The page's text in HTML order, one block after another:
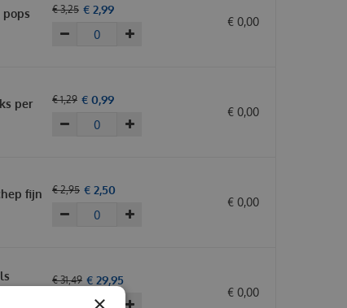
pops
€ 3,25 € 2,99
€ 0,00
per
€ 1,29 € 0,99
€ 0,00
fijn
€ 2,95 € 2,50
€ 0,00
€ 31,49 € 29,95
€ 0,00